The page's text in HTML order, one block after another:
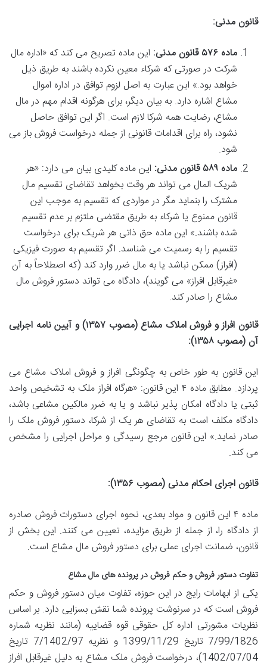
قانون مدنی:
ماده ۵۷۶ قانون مدنی:
این ماده تصریح می کند که «اداره مال
شرکت در صورتی که شرکاء معین نکرده باشند به طریق ذیل
خواهد بود.» این عبارت به اصل لزوم توافق در اداره اموال
مشاع اشاره دارد. به بیان دیگر، برای هرگونه اقدام مهم در مال
مشاع، رضایت همه شرکا لازم است. اگر این توافق حاصل
نشود، راه برای اقدامات قانونی از جمله درخواست فروش باز می
شود.
ماده ۵۸۹ قانون مدنی:
این ماده کلیدی بیان می دارد: «هر
شریک المال می تواند هر وقت بخواهد تقاضای تقسیم مال
مشترک را بنماید مگر در مواردی که تقسیم به موجب این
قانون ممنوع یا شرکاء به طریق مقتضی ملتزم بر عدم تقسیم
شده باشند.» این ماده حق ذاتی هر شریک برای درخواست
تقسیم را به رسمیت می شناسد. اگر تقسیم به صورت فیزیکی
(افراز) ممکن نباشد یا به مال ضرر وارد کند (که اصطلاحاً به آن
«غیرقابل افراز» می گویند)، دادگاه می تواند دستور فروش مال
مشاع را صادر کند.
قانون افراز و فروش املاک مشاع (مصوب ۱۳۵۷) و آیین نامه اجرایی
آن (مصوب ۱۳۵۸):
این قانون به طور خاص به چگونگی افراز و فروش املاک مشاع می
پردازد. مطابق ماده ۴ این قانون: «هرگاه افراز ملک به تشخیص واحد
ثبتی یا دادگاه امکان پذیر نباشد و یا به ضرر مالکین مشاعی باشد،
دادگاه مکلف است به تقاضای هر یک از شرکا، دستور فروش ملک را
صادر نماید.» این قانون مرجع رسیدگی و مراحل اجرایی را مشخص
می کند.
قانون اجرای احکام مدنی (مصوب ۱۳۵۶):
ماده ۴ این قانون و مواد بعدی، نحوه اجرای دستورات فروش صادره
از دادگاه را، از جمله از طریق مزایده، تعیین می کنند. این بخش از
قانون، ضمانت اجرای عملی برای دستور فروش مال مشاع است.
تفاوت دستور فروش و حکم فروش در پرونده های مال مشاع
یکی از ابهامات رایج در این حوزه، تفاوت میان دستور فروش و حکم
فروش است که در سرنوشت پرونده شما نقش بسزایی دارد. بر اساس
نظریات مشورتی اداره کل حقوقی قوه قضاییه (مانند نظریه شماره
7/99/1826 تاریخ 1399/11/29 و نظریه 7/1402/97 تاریخ
1402/07/04)، درخواست فروش ملک مشاع به دلیل غیرقابل افراز